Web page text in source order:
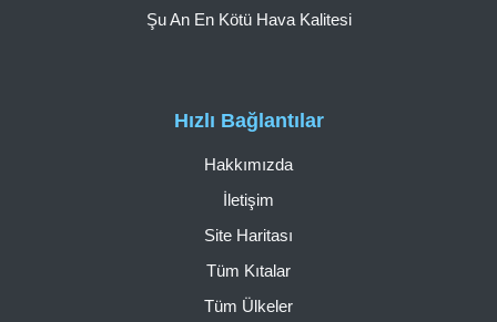
Hızlı Bağlantılar
Hakkımızda
İletişim
Site Haritası
Tüm Kıtalar
Tüm Ülkeler
Şu An En Kötü Hava Kalitesi